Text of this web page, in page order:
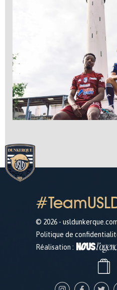
© 2026 -
Politique de
Réalisation :